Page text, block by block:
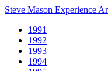
Steve Mason Experience
1991
1992
1993
1994